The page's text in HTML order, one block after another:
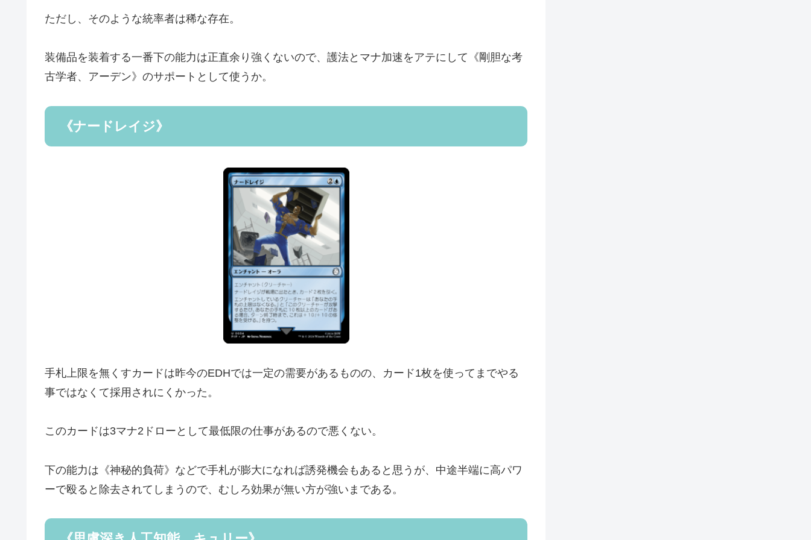
ただし、そのような統率者は稀な存在。
装備品を装着する一番下の能力は正直余り強くないので、護法とマナ加速をアテにして《剛胆な考
古学者、アーデン》のサポートとして使うか。
《ナードレイジ》
手札上限を無くすカードは昨今のEDHでは一定の需要があるものの、カード1枚を使ってまでやる
事ではなくて採用されにくかった。
このカードは3マナ2ドローとして最低限の仕事があるので悪くない。
下の能力は《神秘的負荷》などで手札が膨大になれば誘発機会もあると思うが、中途半端に高パワ
ーで殴ると除去されてしまうので、むしろ効果が無い方が強いまである。